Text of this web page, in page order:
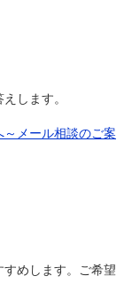
します。
～メール相談のご案
めします。ご希望